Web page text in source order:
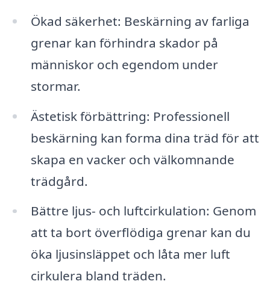
Ökad säkerhet: Beskärning av farliga
grenar kan förhindra skador på
människor och egendom under
stormar.
Ästetisk förbättring: Professionell
beskärning kan forma dina träd för att
skapa en vacker och välkomnande
trädgård.
Bättre ljus- och luftcirkulation: Genom
att ta bort överflödiga grenar kan du
öka ljusinsläppet och låta mer luft
cirkulera bland träden.